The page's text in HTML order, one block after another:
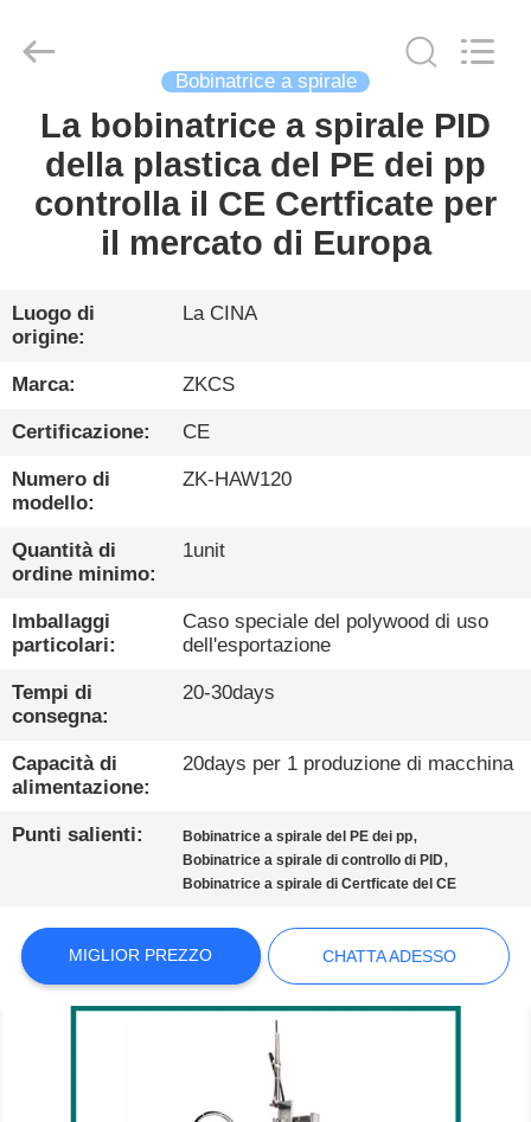
CASA
PRODOTTI
CHI
SIAMO
VISITA
ALLA
FABBRICA
CONTROLLO
DI
QUALITÀ
CONTATTACI
NOTIZIE
BLOG
INDUSTRIAL
CO.,
Reserved.
Bobinatrice a spirale
La bobinatrice a spirale PID
della plastica del PE dei pp
controlla il CE Certficate per
il mercato di Europa
Luogo di
origine:
La CINA
Marca: ZKCS
Certificazione: CE
Numero di
modello:
ZK-HAW120
Quantità di
ordine minimo:
1unit
Imballaggi
particolari:
Caso speciale del polywood di uso
dell'esportazione
Tempi di
consegna:
20-30days
Capacità di
alimentazione:
20days per 1 produzione di macchina
Punti salienti: Bobinatrice a spirale del PE dei pp,
Bobinatrice a spirale di controllo di PID,
Bobinatrice a spirale di Certficate del CE
MIGLIOR PREZZO CHATTA ADESSO